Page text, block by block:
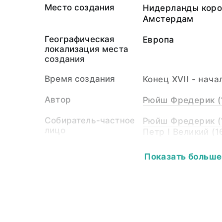
Место создания
Нидерланды
Амстердам
Географическая
локализация места
создания
Европа
Время создания Конец ХVII -
Автор Рюйш Фредерик
Собиратель-частное
лицо
Рюйш Фредерик
Петр I Великий
Размеры банки:
Показать больше